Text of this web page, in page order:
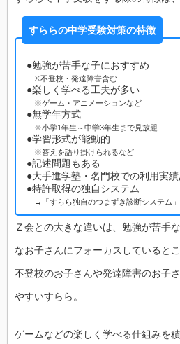
すららの中学受験対策の特徴
●勉強が苦手な子におすすめ
※不登校・発達障害含む
●楽しく学べる工夫が多い
※ゲーム・アニメーションなど
●無学年方式
※小学1年生～中学3年生まで見放題
●学習形式が能動的
※答えを語り掛けられるなど
●記述問題もある
●大手進学塾・名門校での利用実績
●特許取得の独自システム
→「すらら独自のつまずき診断システム
Ｚ会との大きな違いは、勉強が苦手
なお子さんにフォーカスしているとこ
不登校のお子さんや発達障害のお子
やすいすらら。
ゲームなどの楽しく学べる仕組みを